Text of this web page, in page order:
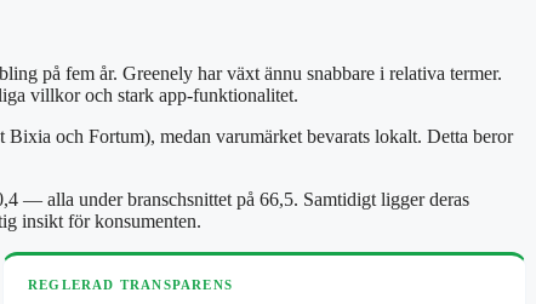
på fem år. Greenely har växt ännu snabbare i relativa termer.
villkor och stark app-funktionalitet.
och Fortum), medan varumärket bevarats lokalt. Detta beror
— alla under branschsnittet på 66,5. Samtidigt ligger deras
insikt för konsumenten.
REGLERAD TRANSPARENS